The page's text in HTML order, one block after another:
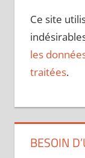
Ce site
les
traitées.
BESOIN